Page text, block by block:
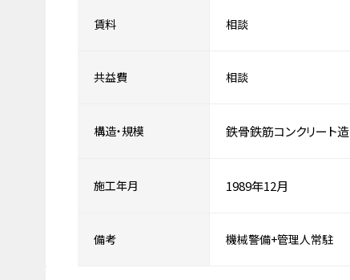
賃料 相談
共益費 相談
構造・規模 鉄骨鉄筋コンクリート造
施工年月 1989年12月
備考 機械警備+管理人常駐